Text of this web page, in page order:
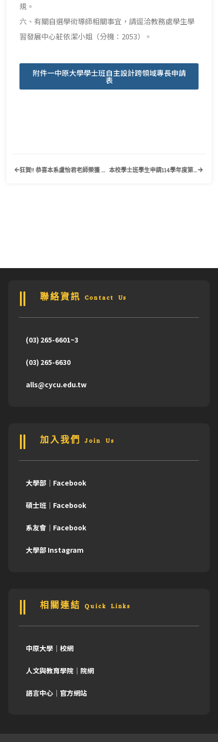
規。
六、有關自選學術導師相關事宜，請逕洽教務處學生學
習發展中心莊依潔小姐（分機：2053）。
附件一中原大學學士班自主設計跨領域專長申請
表
狂賀!! 恭喜本系盧怡君老師榮獲 歐盟 「新伊拉斯莫斯計畫 – 莫內計畫」(2025-2028三年計畫) 本校學士班學生申請114學年度第2學期輔系、雙主修作業事宜公告
聯絡資訊 Contact Us
(03) 265-6601~3
(03) 265-6630
alls@cycu.edu.tw
加入我們 Join Us
大學部｜Facebook
碩士班｜Facebook
系友會｜Facebook
大學部 Instagram
相關連結 Quick Links
中原大學｜校網
人文與教育學院｜院網
語言中心｜官方網站